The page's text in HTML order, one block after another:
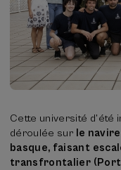
Cette université d’été
déroulée sur le
basque, faisant
transfrontalier